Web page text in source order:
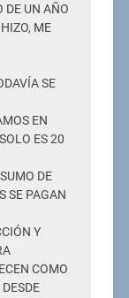
DE UN AÑO
ME
SE
EN
ES 20
DE
SE PAGAN
Y
COMO